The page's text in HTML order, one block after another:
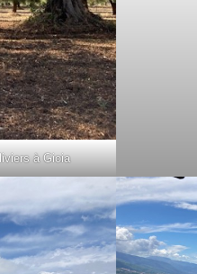
à Gioia